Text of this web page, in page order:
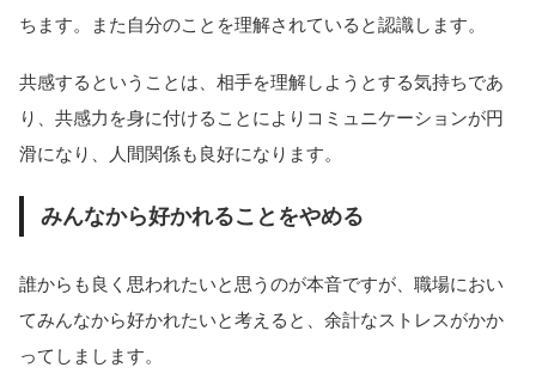
ちます。また自分のことを理解されていると認識します。
共感するということは、相手を理解しようとする気持ちであ
り、共感力を身に付けることによりコミュニケーションが円
滑になり、人間関係も良好になります。
みんなから好かれることをやめる
誰からも良く思われたいと思うのが本音ですが、職場におい
てみんなから好かれたいと考えると、余計なストレスがかか
ってしまします。